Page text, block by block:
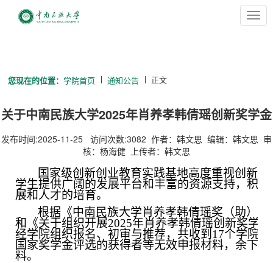
切
换
您现在的位置：学院首页 通知公告 正文
关于中南民族大学2025年肖养孝韩倩瑶创新奖学金
发布时间:2025-11-25 访问次数:3082 作者：韩文思 编辑：韩文思 审
核：杨海健 上传者：韩文思
国家级创新创业教育实践基地高度重视创新
学生提供广阔的发展平台和丰富的资源支持，积
展和人才的培育。
根据《中南民族大学肖养孝韩倩瑶奖（助）
和《关于组织开展2025年肖养孝韩倩瑶创新奖学
经学院组织报名、初审与推荐，共收到17个学院
国家奖学金评选的获得者等无效申报材料，余下
料。